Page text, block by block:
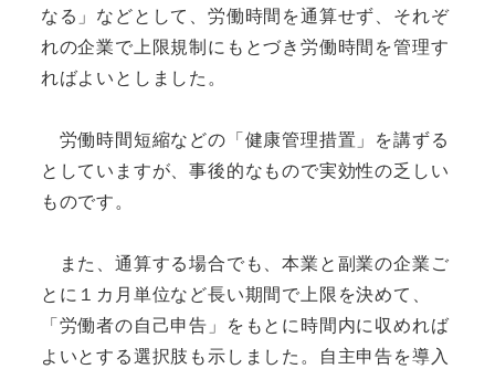
なる」などとして、労働時間を通算せず、それぞ
れの企業で上限規制にもとづき労働時間を管理す
ればよいとしました。
労働時間短縮などの「健康管理措置」を講ずる
としていますが、事後的なもので実効性の乏しい
ものです。
また、通算する場合でも、本業と副業の企業ご
とに１カ月単位など長い期間で上限を決めて、
「労働者の自己申告」をもとに時間内に収めれば
よいとする選択肢も示しました。自主申告を導入